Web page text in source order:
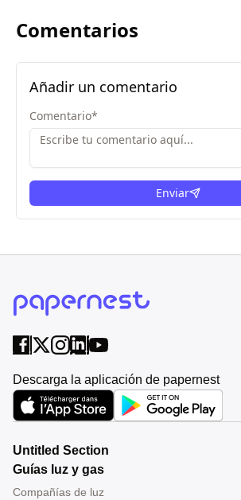
Comentarios
Añadir un comentario
Comentario*
Enviar
Descarga la aplicación de papernest
Untitled Section
Guías luz y gas
Compañías de luz